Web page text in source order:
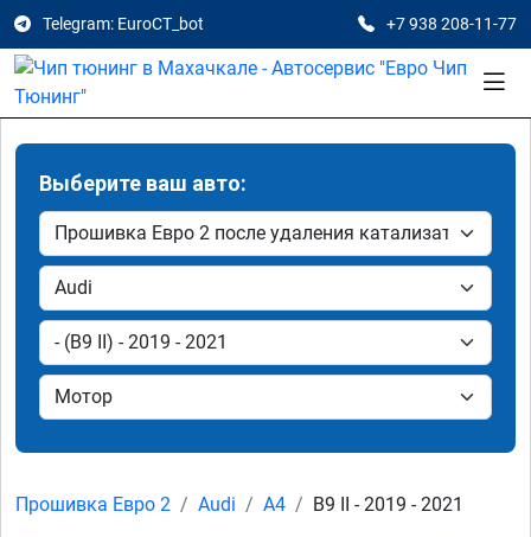
Telegram: EuroCT_bot +7 938 208-11-77
Выберите ваш авто:
Прошивка Евро 2 Audi A4 B9 II - 2019 - 2021